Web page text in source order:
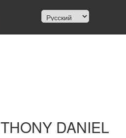
DANIEL